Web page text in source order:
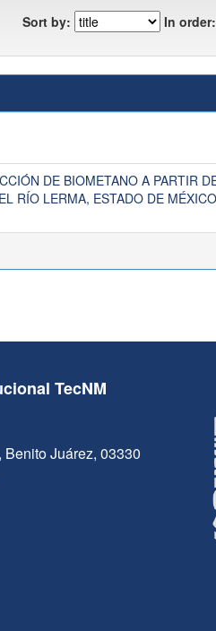
Sort by: In order:
DE BIOMETANO A PARTIR
RÍO LERMA, ESTADO DE MÉXICO
TecNM
Juárez, 03330